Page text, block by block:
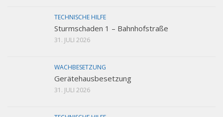
TECHNISCHE HILFE
Sturmschaden 1 – Bahnhofstraße
31. JULI 2026
WACHBESETZUNG
Gerätehausbesetzung
31. JULI 2026